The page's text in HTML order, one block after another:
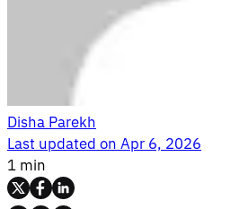
Disha Parekh
Last updated onApr 6, 2026
1 min